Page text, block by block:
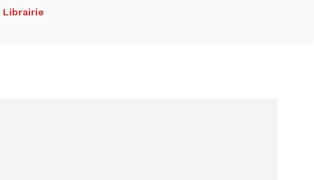
Librairie